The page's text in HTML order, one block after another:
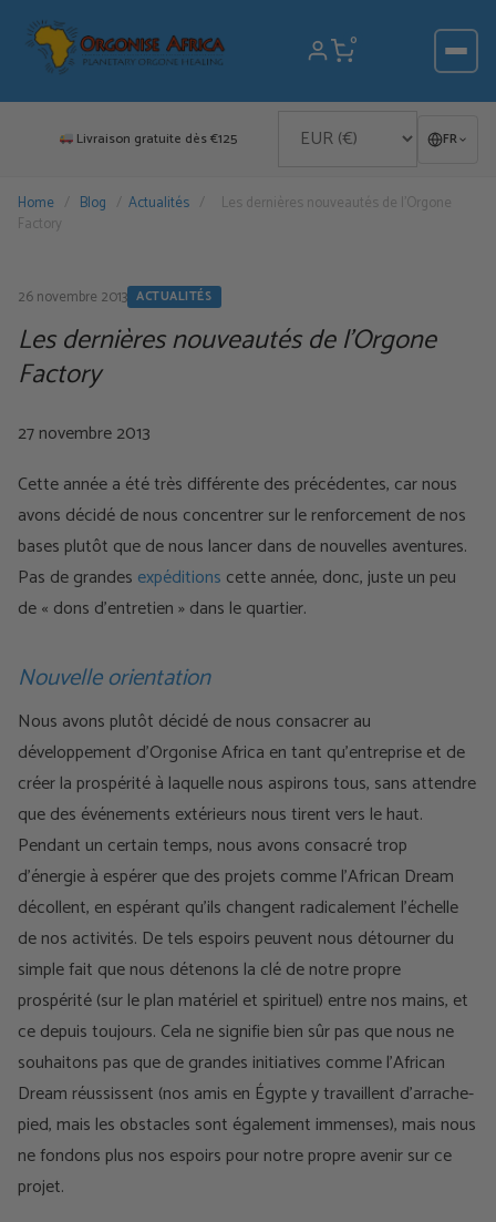
contenu
0
Livraison gratuite dès €125 FR
Home / Blog / Actualités /
Les dernières nouveautés de l’Orgone
Factory
26 novembre 2013 ACTUALITÉS
Les dernières nouveautés de l’Orgone
Factory
27 novembre 2013
Cette année a été très différente des précédentes, car nous
avons décidé de nous concentrer sur le renforcement de nos
bases plutôt que de nous lancer dans de nouvelles aventures.
Pas de grandes expéditions cette année, donc, juste un peu
de « dons d’entretien » dans le quartier.
Nouvelle orientation
Nous avons plutôt décidé de nous consacrer au
développement d’Orgonise Africa en tant qu’entreprise et de
créer la prospérité à laquelle nous aspirons tous, sans attendre
que des événements extérieurs nous tirent vers le haut.
Pendant un certain temps, nous avons consacré trop
d’énergie à espérer que des projets comme l’African Dream
décollent, en espérant qu’ils changent radicalement l’échelle
de nos activités. De tels espoirs peuvent nous détourner du
simple fait que nous détenons la clé de notre propre
prospérité (sur le plan matériel et spirituel) entre nos mains, et
ce depuis toujours. Cela ne signifie bien sûr pas que nous ne
souhaitons pas que de grandes initiatives comme l’African
Dream réussissent (nos amis en Égypte y travaillent d’arrache-
pied, mais les obstacles sont également immenses), mais nous
ne fondons plus nos espoirs pour notre propre avenir sur ce
projet.